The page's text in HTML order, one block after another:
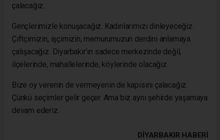
çalacağız.
Gençlerimizle konuşacağız. Kadınlarımızı dinleyeceğiz.
Çiftçimizin, işçimizin, memurumuzun derdini anlamaya
çalışacağız. Diyarbakır’ın sadece merkezinde değil,
ilçelerinde, mahallelerinde, köylerinde olacağız.
Bize oy verenin de vermeyenin de kapısını çalacağız.
Çünkü seçimler gelir geçer. Ama biz aynı şehirde yaşamaya
devam ederiz.
DIYARBAKIR HABERİ